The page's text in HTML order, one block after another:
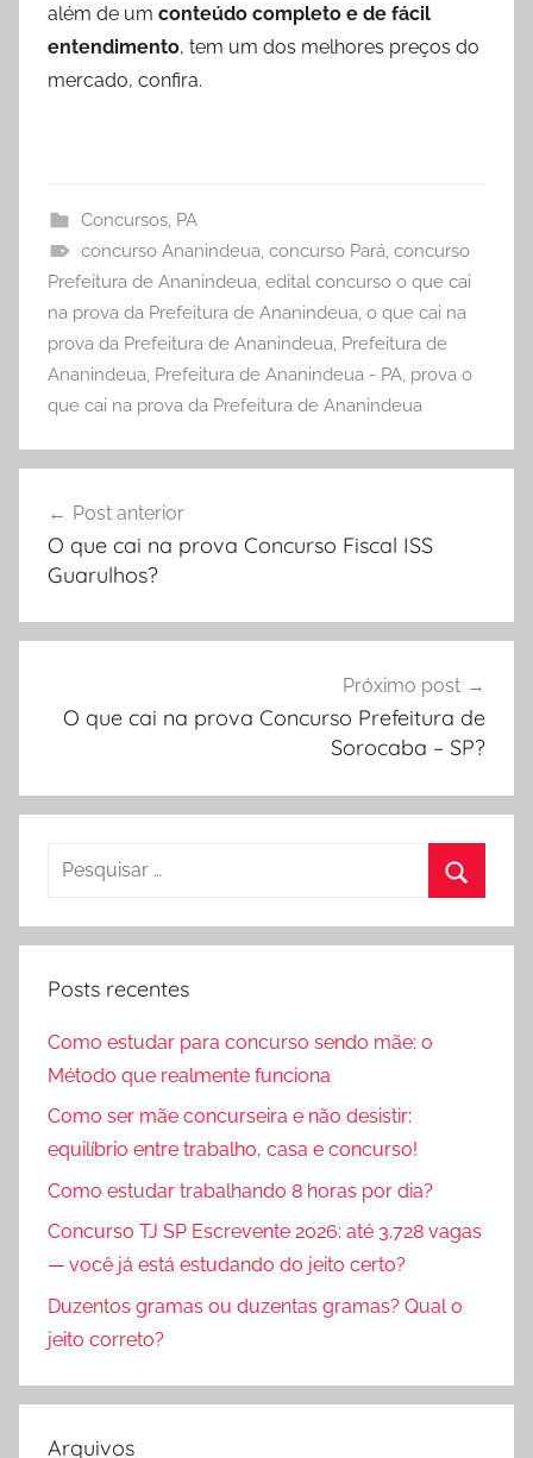
além de um conteúdo completo e de fácil
entendimento, tem um dos melhores preços do
mercado, confira.
Concursos, PA
concurso Ananindeua, concurso Pará, concurso
Prefeitura de Ananindeua, edital concurso o que cai
na prova da Prefeitura de Ananindeua, o que cai na
prova da Prefeitura de Ananindeua, Prefeitura de
Ananindeua, Prefeitura de Ananindeua - PA, prova o
que cai na prova da Prefeitura de Ananindeua
de
Post
Post anterior
O que cai na prova Concurso Fiscal ISS
Guarulhos?
Próximo post
O que cai na prova Concurso Prefeitura de
Sorocaba – SP?
Pesquisar
Posts recentes
Como estudar para concurso sendo mãe: o
Método que realmente funciona
Como ser mãe concurseira e não desistir:
equilíbrio entre trabalho, casa e concurso!
Como estudar trabalhando 8 horas por dia?
Concurso TJ SP Escrevente 2026: até 3.728 vagas
— você já está estudando do jeito certo?
Duzentos gramas ou duzentas gramas? Qual o
jeito correto?
Arquivos